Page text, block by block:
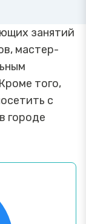
занятий
мастер-
того,
с
городе